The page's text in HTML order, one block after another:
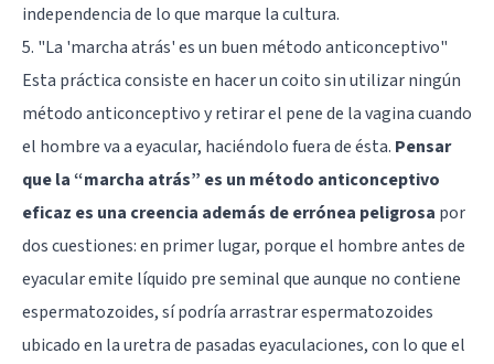
independencia de lo que marque la cultura.
5. "La 'marcha atrás' es un buen método anticonceptivo"
Esta práctica consiste en hacer un coito sin utilizar ningún
método anticonceptivo y retirar el pene de la vagina cuando
el hombre va a eyacular, haciéndolo fuera de ésta. Pensar
que la “marcha atrás” es un método anticonceptivo
eficaz es una creencia además de errónea peligrosa por
dos cuestiones: en primer lugar, porque el hombre antes de
eyacular emite líquido pre seminal que aunque no contiene
espermatozoides, sí podría arrastrar espermatozoides
ubicado en la uretra de pasadas eyaculaciones, con lo que el